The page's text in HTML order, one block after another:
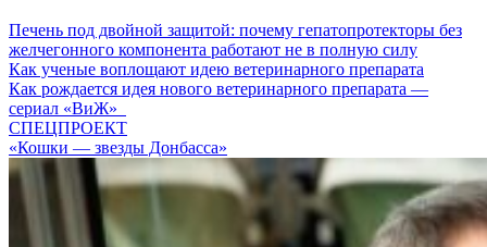
Печень под двойной защитой: почему гепатопротекторы без
желчегонного компонента работают не в полную силу
Как ученые воплощают идею ветеринарного препарата
Как рождается идея нового ветеринарного препарата —
сериал «ВиЖ»
СПЕЦПРОЕКТ
«Кошки — звезды Донбасса»